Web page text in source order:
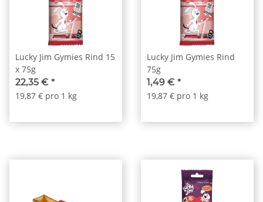
Lucky Jim Gymies Rind 15
x 75g
22,35 € *
19,87 € pro 1 kg
Lucky Jim Gymies Rind
75g
1,49 € *
19,87 € pro 1 kg